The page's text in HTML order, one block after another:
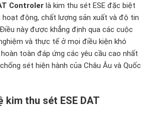
Controler là kim thu sét ESE đặc biệt
hoạt động, chất lượng sản xuất và độ tin
này được khẳng định qua các cuộc
và thực tế ở mọi điều kiện khó
toàn đáp ứng các yêu cầu cao nhất
sét hiện hành của Châu Âu và Quốc
kim thu sét ESE DAT